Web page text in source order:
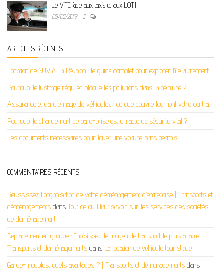
Le VTC face aux taxis et aux LOTI
05/02/2019 2
ARTICLES RÉCENTS
Location de SUV à La Réunion : le guide complet pour explorer l’île autrement
Pourquoi le lustrage régulier bloque les pollutions dans la peinture ?
Assurance et gardiennage de véhicules : ce que couvre (ou non) votre contrat
Pourquoi le changement de pare-brise est un acte de sécurité vital ?
Les documents nécessaires pour louer une voiture sans permis
COMMENTAIRES RÉCENTS
Réussissez l'organisation de votre déménagement d'entreprise | Transports et
déménagements dans Tout ce qu’il faut savoir sur les services des sociétés
de déménagement
Déplacement en groupe : Choisissez le moyen de transport le plus adapté |
Transports et déménagements dans La location de véhicule touristique
Garde-meubles, quels avantages ? | Transports et déménagements dans